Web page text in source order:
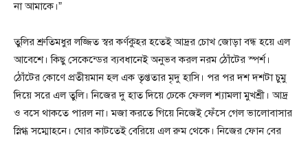
না আমাকে।”
তুলির শ্রুতিমধুর লজ্জিত স্বর কর্ণকুহর হতেই আদ্রর চোখ জোড়া বন্ধ হয়ে এল
আবেশে। কিছু সেকেন্ডের ব্যবধানেই অনুভব করল নরম ঠোঁটের স্পর্শ।
ঠোঁটের কোণে প্রতীয়মান হল এক তৃপ্ততার মৃদু হাসি। পর পর দশ দশটা চুমু
দিয়ে সরে এল তুলি। নিজের দু হাত দিয়ে ঢেকে ফেলল শ্যামলা মুখশ্রী। আদ্র
ও বসে থাকতে পারল না। মজা করতে গিয়ে নিজেই ফেঁসে গেল ভালোবাসার
স্নিগ্ধ সম্মোহনে। ঘোর কাটতেই বেরিয়ে এল রুম থেকে। নিজের ফোন বের